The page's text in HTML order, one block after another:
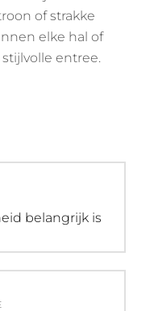
of strakke
elke hal of
entree.
belangrijk is